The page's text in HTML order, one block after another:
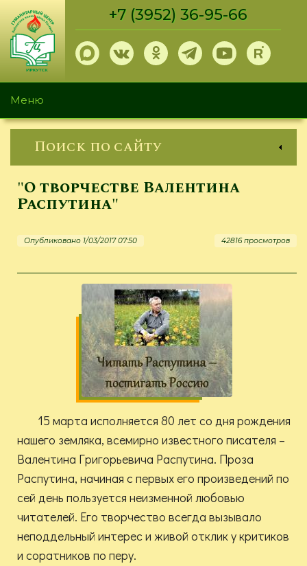
Перейти
основному
содержанию
+7 (3952) 36-95-66
Меню
Поиск по сайту
"О творчестве Валентина
Распутина"
Опубликовано 1/03/2017 07:50 42816 просмотров
15 марта исполняется 80 лет со дня рождения
нашего земляка, всемирно известного писателя –
Валентина Григорьевича Распутина. Проза
Распутина, начиная с первых его произведений по
сей день пользуется неизменной любовью
читателей. Его творчество всегда вызывало
неподдельный интерес и живой отклик у критиков
и соратников по перу.